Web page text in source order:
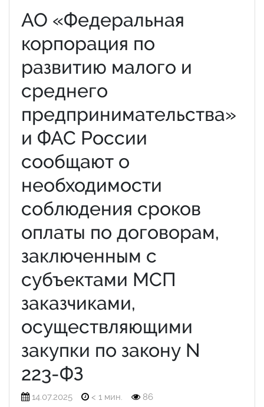
АО «Федеральная
корпорация по
развитию малого и
среднего
предпринимательства»
и ФАС России
сообщают о
необходимости
соблюдения сроков
оплаты по договорам,
заключенным с
субъектами МСП
заказчиками,
осуществляющими
закупки по закону N
223-ФЗ
14.07.2025 < 1 мин. 86